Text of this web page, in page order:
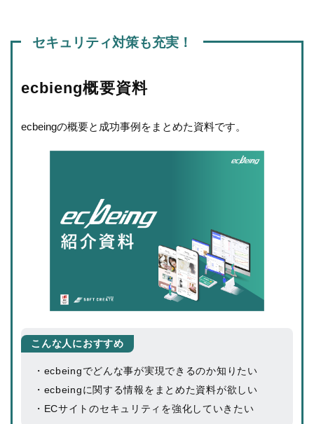
セキュリティ対策も充実！
ecbieng概要資料
ecbeingの概要と成功事例をまとめた資料です。
こんな人におすすめ
・ecbeingでどんな事が実現できるのか知りたい
・ecbeingに関する情報をまとめた資料が欲しい
・ECサイトのセキュリティを強化していきたい